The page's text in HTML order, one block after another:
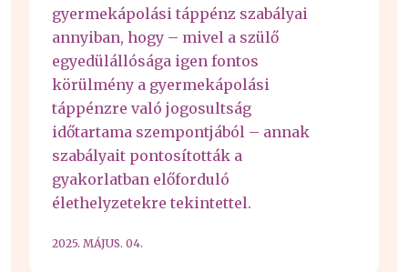
gyermekápolási táppénz szabályai
annyiban, hogy – mivel a szülő
egyedülállósága igen fontos
körülmény a gyermekápolási
táppénzre való jogosultság
időtartama szempontjából – annak
szabályait pontosították a
gyakorlatban előforduló
élethelyzetekre tekintettel.
2025. MÁJUS. 04.